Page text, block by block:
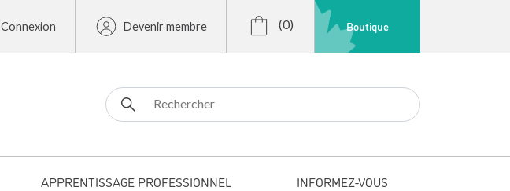
Connexion Devenir membre (0) Boutique
Search for:
APPRENTISSAGE PROFESSIONNEL INFORMEZ-VOUS